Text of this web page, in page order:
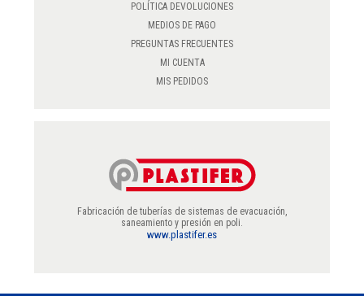
POLÍTICA DEVOLUCIONES
MEDIOS DE PAGO
PREGUNTAS FRECUENTES
MI CUENTA
MIS PEDIDOS
Fabricación de tuberías de sistemas de evacuación,
saneamiento y presión en poli.
www.plastifer.es